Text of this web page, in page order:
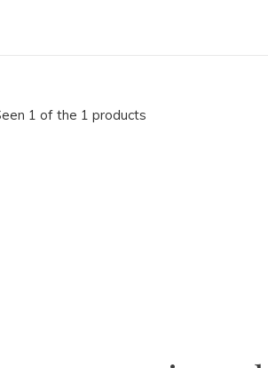
1 of the 1 products